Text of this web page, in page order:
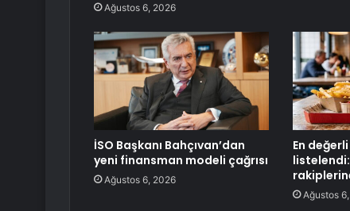
Ağustos 6, 2026
İSO Başkanı Bahçıvan’dan
yeni finansman modeli çağrısı
Ağustos 6, 2026
En
Ağustos